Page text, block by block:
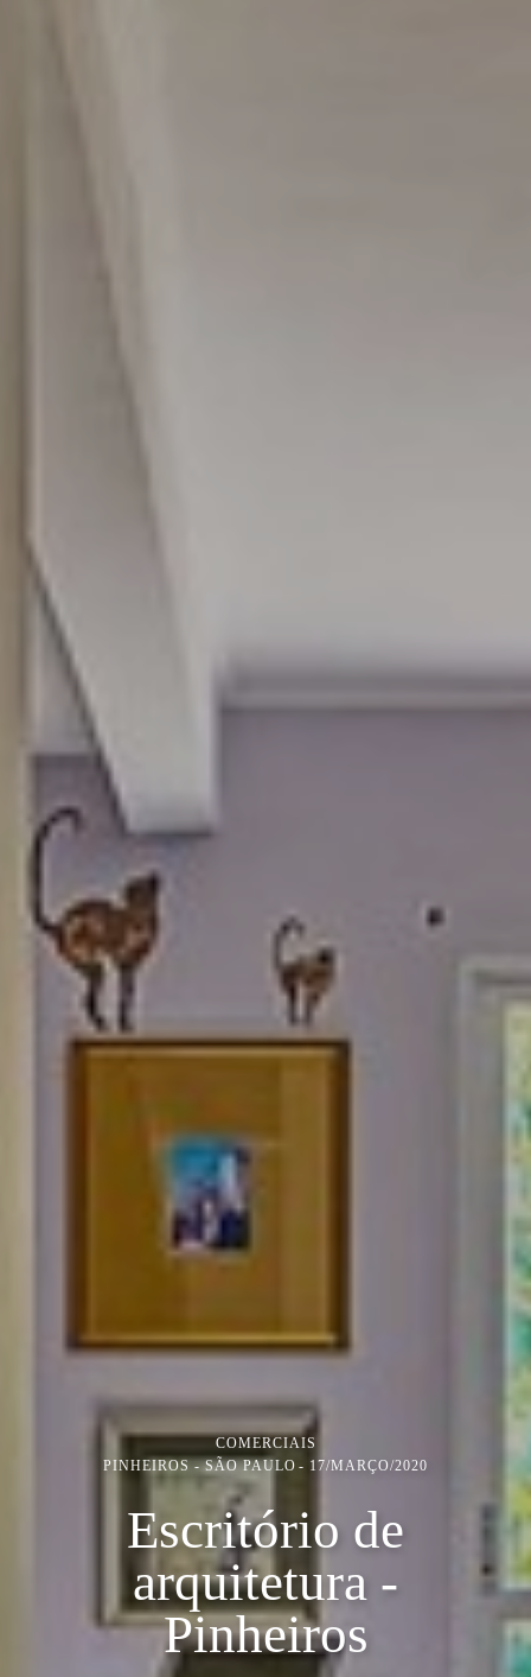
COMERCIAIS
PINHEIROS - SÃO PAULO
17/MARÇO/2020
Escritório de
arquitetura -
Pinheiros